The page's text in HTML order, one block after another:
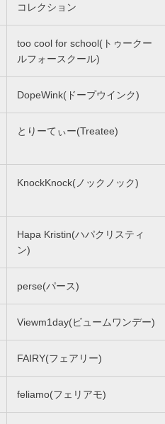
コレクション
too cool for school(トゥークー
ルフォースクール)
DopeWink(ドープウインク)
とりーてぃー(Treatee)
KnockKnock(ノックノック)
Hapa Kristin(ハパクリスティ
ン)
perse(パース)
Viewm1day(ビュームワンデー)
FAIRY(フェアリー)
feliamo(フェリアモ)